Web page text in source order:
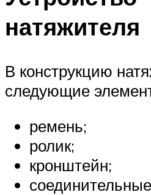
натяжителя
В конструкцию
следующие
ремень;
ролик;
кронштейн;